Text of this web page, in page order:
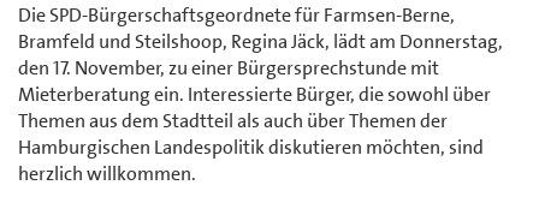
Die SPD-Bürgerschaftsgeordnete für Farmsen-Berne,
Bramfeld und Steilshoop, Regina Jäck, lädt am Donnerstag,
den 17. November, zu einer Bürgersprechstunde mit
Mieterberatung ein. Interessierte Bürger, die sowohl über
Themen aus dem Stadtteil als auch über Themen der
Hamburgischen Landespolitik diskutieren möchten, sind
herzlich willkommen.